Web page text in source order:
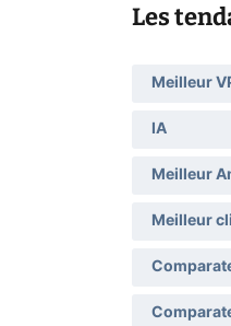
Les
Meilleur
IA
Meilleur
Meilleur